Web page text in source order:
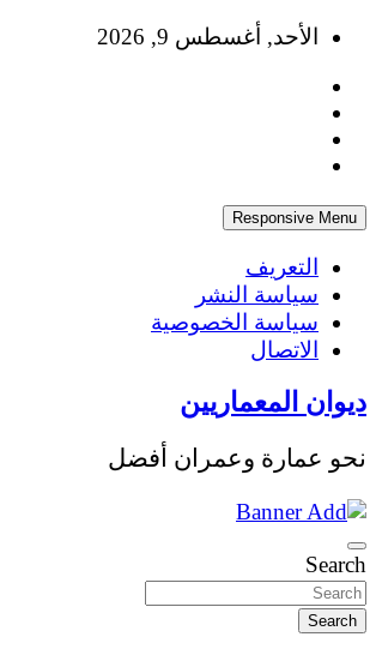
Skip
content
الأحد, أغسطس 9, 2026
Responsive Menu
التعريف
سياسة النشر
سياسة الخصوصية
الاتصال
ديوان المعماريين
نحو عمارة وعمران أفضل
Search
Search